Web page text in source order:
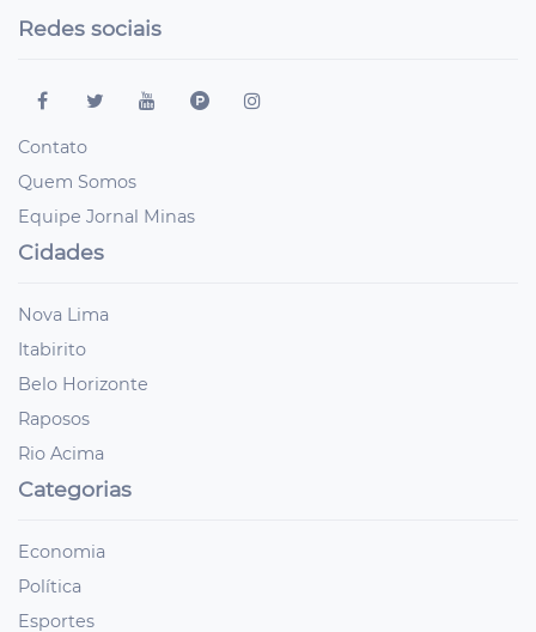
Redes sociais
Contato
Quem Somos
Equipe Jornal Minas
Cidades
Nova Lima
Itabirito
Belo Horizonte
Raposos
Rio Acima
Categorias
Economia
Política
Esportes